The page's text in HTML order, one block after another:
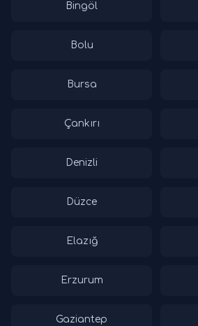
Bingöl
Bolu
Bursa
Çankırı
Denizli
Düzce
Elazığ
Erzurum
Gaziantep